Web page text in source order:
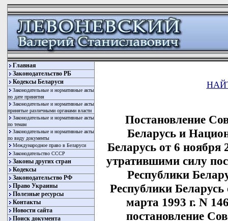
Главная
Законодательство РБ
Кодексы Беларуси
Законодательные и нормативные акты
по дате принятия
Законодательные и нормативные акты
принятые различными органами власти
Законодательные и нормативные акты
по темам
Законодательные и нормативные акты
по виду документы
Международное право в Беларуси
Законодательство СССР
Законы других стран
Кодексы
Законодательство РФ
Право Украины
Полезные ресурсы
Контакты
Новости сайта
Поиск документа
Постановление
Беларусь и
Беларусь от 6
утратившими силу
Республики
Республики
марта 1993 г. N
постановление